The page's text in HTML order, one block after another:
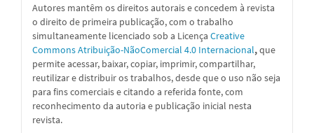
Autores mantêm os direitos autorais e concedem à revista
o direito de primeira publicação, com o trabalho
simultaneamente licenciado sob a Licença Creative
Commons Atribuição-NãoComercial 4.0 Internacional,que
permite acessar, baixar, copiar, imprimir, compartilhar,
reutilizar e distribuir os trabalhos, desde que o uso não seja
para fins comerciais e citando a referida fonte, com
reconhecimento da autoria e publicação inicial nesta
revista.